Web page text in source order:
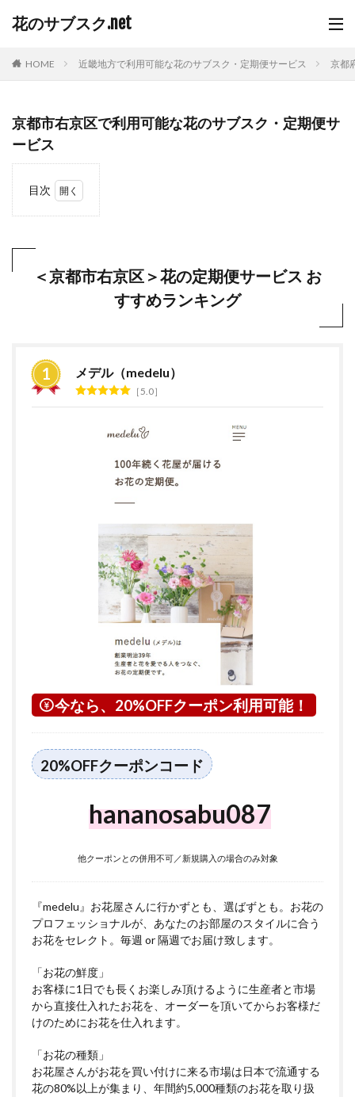
花のサブスク.net
HOME 近畿地方で利用可能な花のサブスク・定期便サービス 京都
京都市右京区で利用可能な花のサブスク・定期便サ
ービス
目次
花の
すめ
ラン
キン
グ
京都
市に
つい
て
5
右京
＜京都市右京区＞花の定期便サービス お
すすめランキング
メデル（medelu）
5.0
今なら、20%OFFクーポン利用可能！
20%OFFクーポンコード
hananosabu087
他クーポンとの併用不可／新規購入の場合のみ対象
『medelu』お花屋さんに行かずとも、選ばずとも。お花の
プロフェッショナルが、あなたのお部屋のスタイルに合う
お花をセレクト。毎週 or 隔週でお届け致します。
「お花の鮮度」
お客様に1日でも長くお楽しみ頂けるように生産者と市場
から直接仕入れたお花を、オーダーを頂いてからお客様だ
けのためにお花を仕入れます。
「お花の種類」
お花屋さんがお花を買い付けに来る市場は日本で流通する
花の80%以上が集まり、年間約5,000種類のお花を取り扱